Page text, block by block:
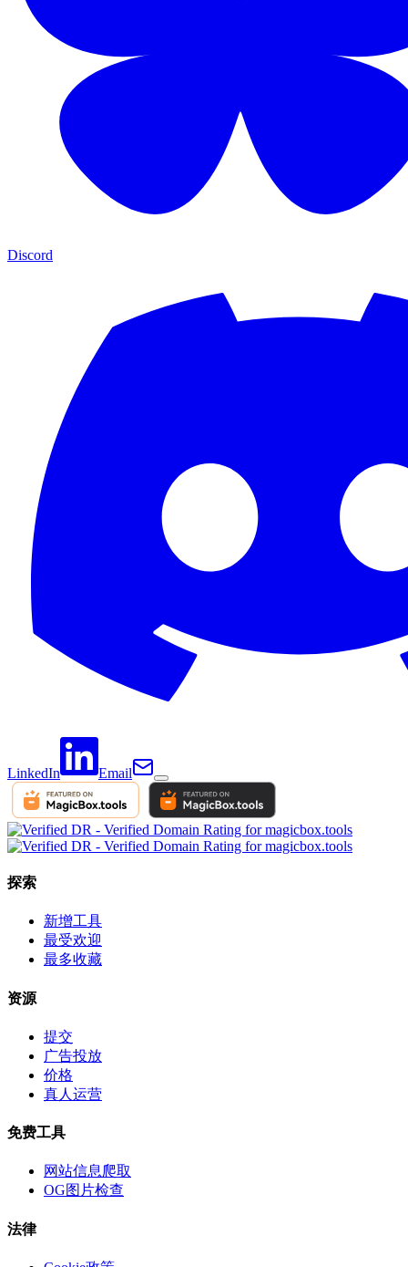
Discord
LinkedIn Email
探索
新增工具
最受欢迎
最多收藏
资源
提交
广告投放
价格
真人运营
免费工具
网站信息爬取
OG图片检查
法律